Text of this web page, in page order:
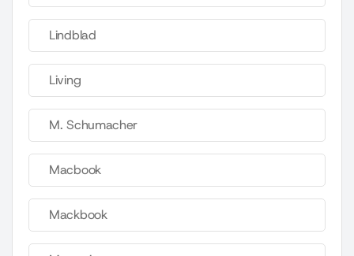
Lindblad
Living
M. Schumacher
Macbook
Mackbook